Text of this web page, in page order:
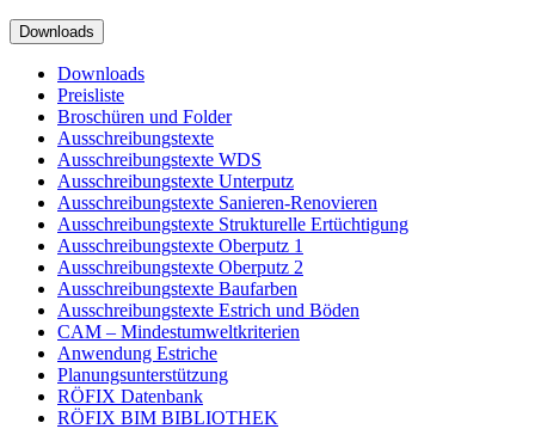
Downloads
Downloads
Preisliste
Broschüren und Folder
Ausschreibungstexte
Ausschreibungstexte WDS
Ausschreibungstexte Unterputz
Ausschreibungstexte Sanieren-Renovieren
Ausschreibungstexte Strukturelle Ertüchtigung
Ausschreibungstexte Oberputz 1
Ausschreibungstexte Oberputz 2
Ausschreibungstexte Baufarben
Ausschreibungstexte Estrich und Böden
CAM – Mindestumweltkriterien
Anwendung Estriche
Planungsunterstützung
RÖFIX Datenbank
RÖFIX BIM BIBLIOTHEK